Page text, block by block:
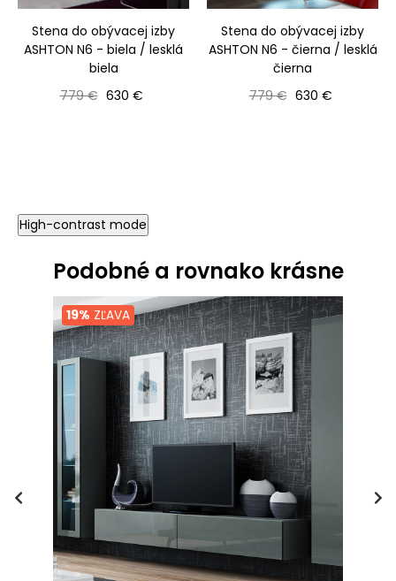
Stena do obývacej izby
ASHTON N6 - biela / lesklá
biela
Bežná cena
779 € Cena
630 €
Stena do obývacej izby
ASHTON N6 - čierna / lesklá
čierna
Bežná cena
779 € Cena
630 €
‹ ›
High-contrast mode
Podobné a rovnako krásne
19% ZĽAVA